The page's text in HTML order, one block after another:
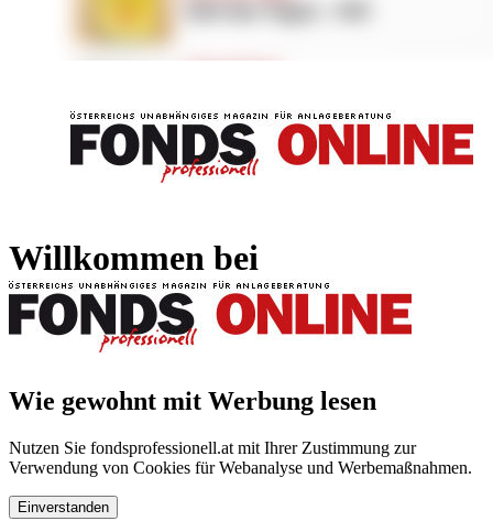
Willkommen bei
Wie gewohnt mit Werbung lesen
Nutzen Sie fondsprofessionell.at mit Ihrer Zustimmung zur
Verwendung von Cookies für Webanalyse und Werbemaßnahmen.
Einverstanden